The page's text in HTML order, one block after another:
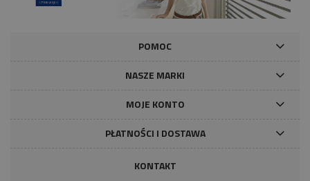
POMOC
NASZE MARKI
MOJE KONTO
PŁATNOŚCI I DOSTAWA
KONTAKT